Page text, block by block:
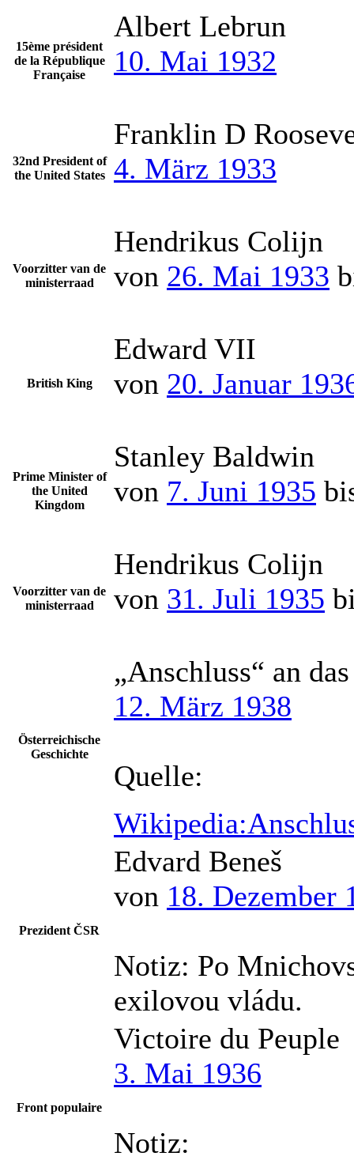
15ème président
de la République
Française
Albert Lebrun
10. Mai 1932
32nd President of
the United States
Franklin D
4. März 1933
Voorzitter van de
ministerraad
Hendrikus Colijn
von 26. Mai 1933
British King
Edward VII
von 20. Januar
Prime Minister of
the United
Kingdom
Stanley Baldwin
von 7. Juni 1935
Voorzitter van de
ministerraad
Hendrikus Colijn
von 31. Juli 1935
Österreichische
Geschichte
„Anschluss“ an
12. März 1938
Quelle:
Prezident ČSR
Edvard Beneš
von 18. Dezember
Notiz: Po
exilovou vládu.
Front populaire
Victoire du Peuple
3. Mai 1936
Notiz: